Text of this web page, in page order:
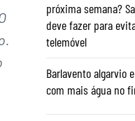
próxima semana?
deve fazer para
telemóvel
Barlavento algarvio
com mais água no